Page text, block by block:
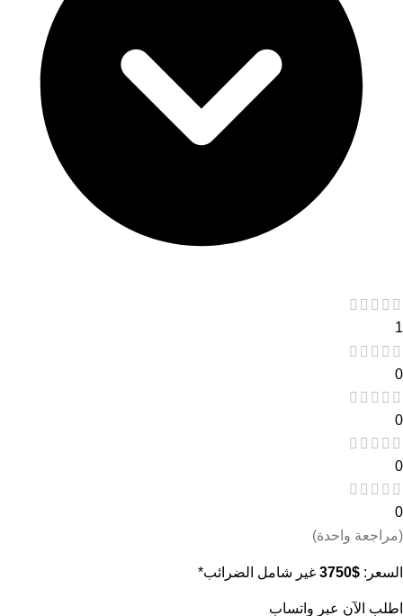
1
0
0
0
0
(مراجعة واحدة)
السعر: 3750$ غير شامل الضرائب*
اطلب الآن عبر واتساب